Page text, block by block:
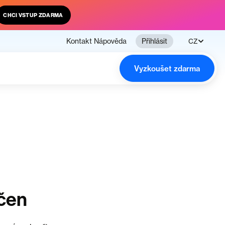
CHCI VSTUP ZDARMA
Kontakt Nápověda Přihlásit CZ
Vyzkoušet zdarma